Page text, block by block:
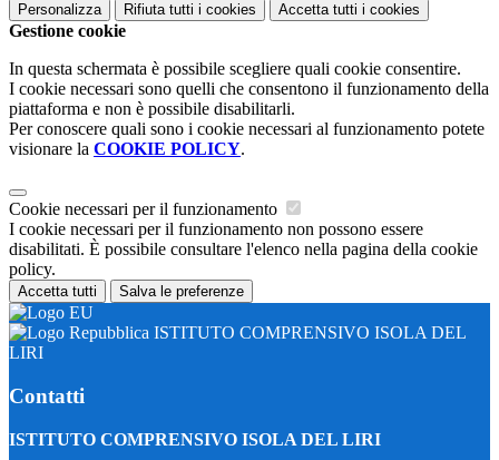
Personalizza Rifiuta tutti i cookies Accetta tutti i cookies
Gestione cookie
In questa schermata è possibile scegliere quali cookie consentire.
I cookie necessari sono quelli che consentono il funzionamento della
piattaforma e non è possibile disabilitarli.
Per conoscere quali sono i cookie necessari al funzionamento potete
visionare la COOKIE POLICY.
Cookie necessari per il funzionamento
I cookie necessari per il funzionamento non possono essere
disabilitati. È possibile consultare l'elenco nella pagina della cookie
policy.
Accetta tutti Salva le preferenze
ISTITUTO COMPRENSIVO ISOLA DEL
LIRI
Contatti
ISTITUTO COMPRENSIVO ISOLA DEL LIRI